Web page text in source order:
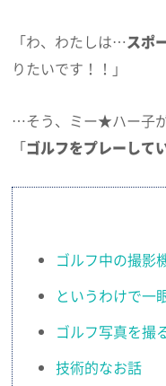
「わ、わたしは…スポ
りたいです！！」
…そう、ミー★ハー子
「ゴルフをプレーして
ゴルフ中の撮影
というわけで一
ゴルフ写真を撮
技術的なお話